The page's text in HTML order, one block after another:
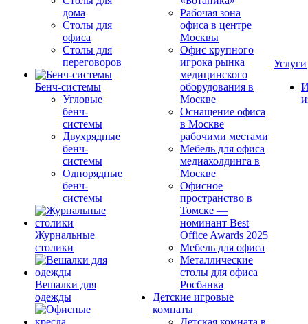
дома
Столы для
офиса
Столы для
переговоров
Бенч-системы
Угловые
бенч-
системы
Двухрядные
бенч-
системы
Однорядные
бенч-
системы
Журнальные
столики
Вешалки для
одежды
Рабочая зона
офиса в центре
Москвы
Офис крупного
игрока рынка
медицинского
оборудования в
Москве
Оснащение офиса
в Москве
рабочими местами
Мебель для офиса
медиахолдинга в
Москве
Офисное
пространство в
Томске —
номинант Best
Office Awards 2025
Мебель для офиса
Металлические
столы для офиса
Росбанка
Детские игровые
комнаты
Детская комната в
Услуги